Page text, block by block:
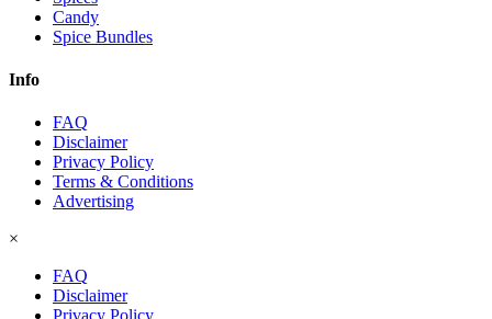
Candy
Spice Bundles
Info
FAQ
Disclaimer
Privacy Policy
Terms & Conditions
Advertising
×
FAQ
Disclaimer